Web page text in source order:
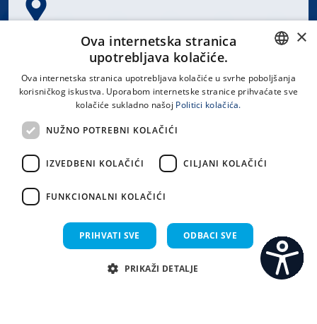
Spinčićeva 1, 21000 Split
LINKOVI
Uvjeti korištenja
CROATIAN
×
Ova internetska stranica
upotrebljava kolačiće.
Ova internetska stranica upotrebljava kolačiće u svrhe poboljšanja
korisničkog iskustva. Uporabom internetske stranice prihvaćate sve
kolačiće sukladno našoj Politici kolačića.
NUŽNO POTREBNI KOLAČIĆI
IZVEDBENI KOLAČIĆI CILJANI KOLAČIĆI
FUNKCIONALNI KOLAČIĆI
PRIHVATI SVE ODBACI SVE
PRIKAŽI DETALJE